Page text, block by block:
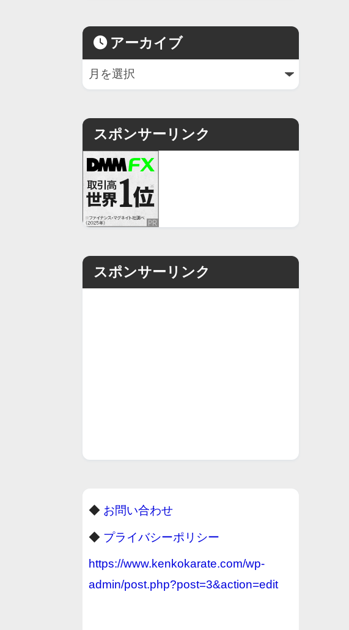
アーカイブ
スポンサーリンク
スポンサーリンク
◆ お問い合わせ
◆ プライバシーポリシー
https://www.kenkokarate.com/wp-
admin/post.php?post=3&action=edit